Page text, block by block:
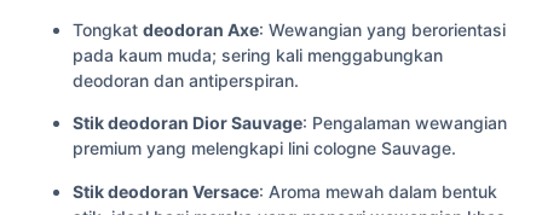
Tongkat deodoran Axe: Wewangian yang berorientasi
pada kaum muda; sering kali menggabungkan
deodoran dan antiperspiran.
Stik deodoran Dior Sauvage: Pengalaman wewangian
premium yang melengkapi lini cologne Sauvage.
Stik deodoran Versace: Aroma mewah dalam bentuk